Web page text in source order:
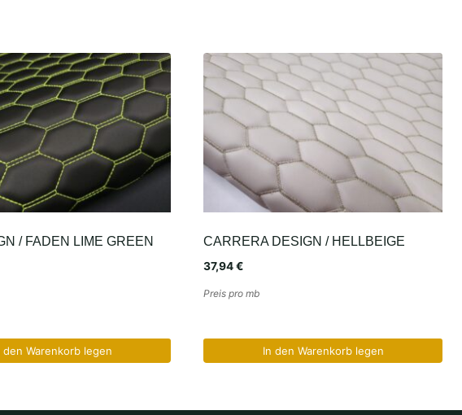
/ FADEN LIME GREEN
den Warenkorb legen
CARRERA DESIGN / HELLBEIGE
37,94€
Preis pro mb
In den Warenkorb legen